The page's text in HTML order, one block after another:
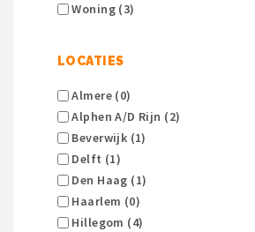
Woning (3)
LOCATIES
Almere (0)
Alphen A/d Rijn (2)
Beverwijk (1)
Delft (1)
Den Haag (1)
Haarlem (0)
Hillegom (4)